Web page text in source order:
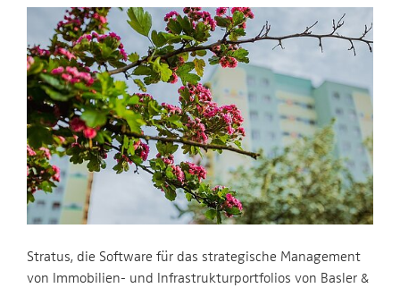
Stratus, die Software für das strategische Management
von Immobilien- und Infrastrukturportfolios von Basler &